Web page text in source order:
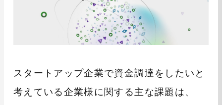
スタートアップ企業で資金調達をしたいと
考えている企業様に関する主な課題は、